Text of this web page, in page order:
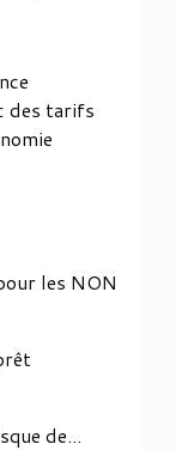
des tarifs
les NON
de...